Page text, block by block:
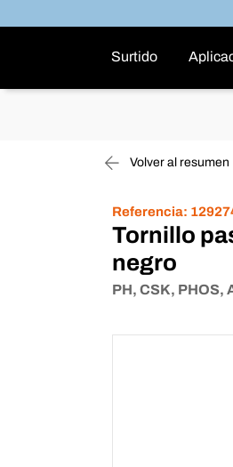
Surtido
Volver al resumen
Referencia:
Tornillo
negro
PH, CSK, PHOS,